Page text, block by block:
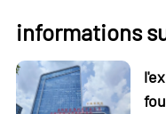
informations